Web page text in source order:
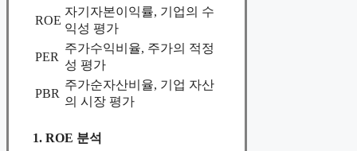
ROE
자기자본이익률, 기업의 수
익성 평가
PER
주가수익비율, 주가의 적정
성 평가
PBR
주가순자산비율, 기업 자산
의 시장 평가
1. ROE 분석